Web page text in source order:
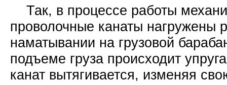
Так, в процессе работы
проволочные канаты нагружены
наматывании на грузовой
подъеме груза происходит
канат вытягивается, изменяя